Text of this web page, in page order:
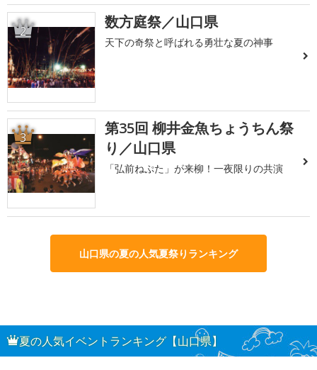
2 数方庭祭／山口県
天下の奇祭と呼ばれる勇壮な夏の神事
3
第35回 柳井金魚ちょうちん祭
り／山口県
「弘前ねぷた」が来柳！一夜限りの共演
山口県の夏の人気夏祭りランキング
夏の人気イベントランキング【山口県】